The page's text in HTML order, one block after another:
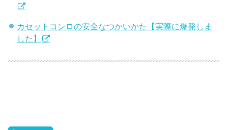
カセットコンロの安全なつかいかた【実際に爆発しま
した】